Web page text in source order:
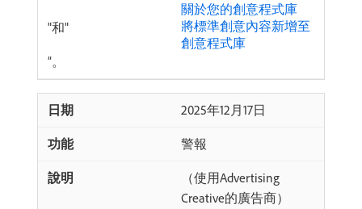
關於您的創意程式庫
"和"
將標準創意內容新增至
創意程式庫
”。
2025年12月17日
警報
（使用Advertising
Creative的廣告商）